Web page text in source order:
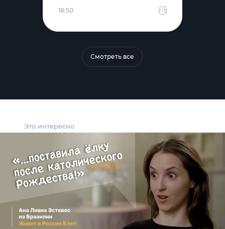
Это интересно
18:50
Смотреть все